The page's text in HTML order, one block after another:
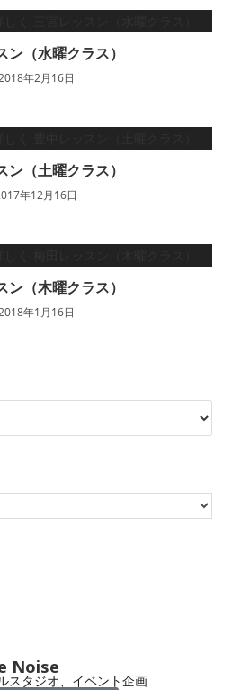
ン（水曜クラス）
年2月16日
ン（土曜クラス）
年12月16日
ン（木曜クラス）
年1月16日
Noise
スタジオ、イベント企画